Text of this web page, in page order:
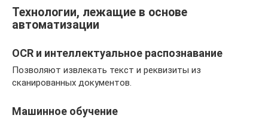
Технологии, лежащие в основе
автоматизации
OCR и интеллектуальное распознавание
Позволяют извлекать текст и реквизиты из
сканированных документов.
Машинное обучение